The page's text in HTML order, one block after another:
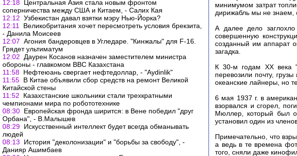
12:18 Центральная Азия стала новым фронтом
соперничества между США и Китаем, - Салих Кая
12:12 Узбекистан давал взятки мэру Нью-Йорка?
12:11
Великобритания хочет пересмотреть условия брекзита,
- Данила Моисеев
12:07 Агония бандеровцев в Угледаре. "Кинжалы" для F-16.
Грядет ультиматум
12:02
Даурен Косанов назначен заместителем министра
обороны - главкомом ВВС Казахстана
11:58 Нефтеюань свергает нефтедоллар, - "Aydinlik"
11:55 В Китае объявили сбор средств на ремонт Великой
Китайской стены
11:52
Казахстанские школьники стали трехкратными
чемпионами мира по робототехнике
08:30 Европейская фронда ширится: в Вене победил "друг
Орбана", - В.Малышев
08:29 Искусственный интеллект будет всегда обманывать
людей
08:13
История "деколонизации" и "борьбы за свободу", -
Данияр Ашимбаев
минимумом затрат
дирижабль мы не знаем,
А далее дело
совершенную
созданный им аппарат
загадка.
К 30-м годам ХХ века
перевозили почту,
океанские лайнеры, но
6 мая 1937 г. в
взорвался и сгорел,
Мюллер, который был
установил один из
Примечательно, что
а ведь в те времена
того, сняли даже